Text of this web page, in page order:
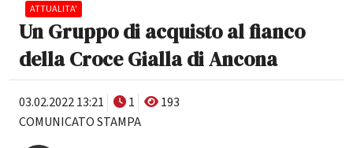
ATTUALITA'
Un Gruppo di acquisto al fianco
della Croce Gialla di Ancona
03.02.2022 13:21 1
193
COMUNICATO STAMPA